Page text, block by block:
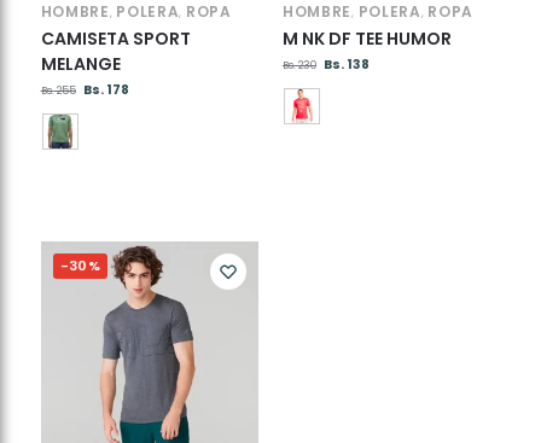
HOMBRE, POLERA, ROPA
CAMISETA SPORT
MELANGE
Bs.255 Bs. 178
HOMBRE, POLERA, ROPA
M NK DF TEE HUMOR
Bs.230 Bs. 138
-30%